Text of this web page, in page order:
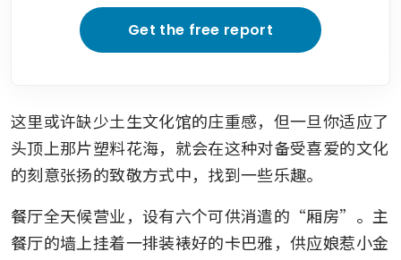
Get the free report
这里或许缺少土生文化馆的庄重感，但一旦你适应了
头顶上那片塑料花海，就会在这种对备受喜爱的文化
的刻意张扬的致敬方式中，找到一些乐趣。
餐厅全天候营业，设有六个可供消遣的“厢房”。主
餐厅的墙上挂着一排装裱好的卡巴雅，供应娘惹小金